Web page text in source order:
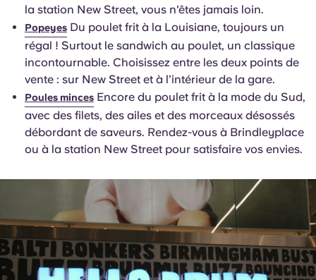
la station New Street, vous n'êtes jamais loin.
Popeyes Du poulet frit à la Louisiane, toujours un
régal ! Surtout le sandwich au poulet, un classique
incontournable. Choisissez entre les deux points de
vente : sur New Street et à l’intérieur de la gare.
Poules minces Encore du poulet frit à la mode du Sud,
avec des filets, des ailes et des morceaux désossés
débordant de saveurs. Rendez-vous à Brindleyplace
ou à la station New Street pour satisfaire vos envies.